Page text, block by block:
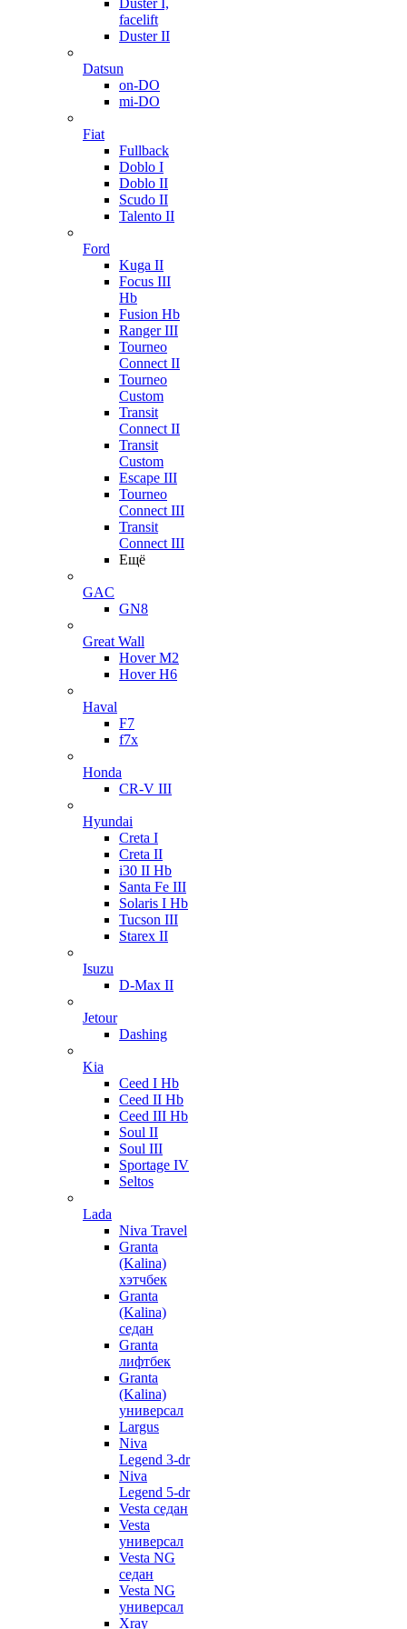
Duster I,
facelift
Duster II
Datsun
on-DO
mi-DO
Fiat
Fullback
Doblo I
Doblo II
Scudo II
Talento II
Ford
Kuga II
Focus III
Hb
Fusion Hb
Ranger III
Tourneo
Connect II
Tourneo
Custom
Transit
Connect II
Transit
Custom
Escape III
Tourneo
Connect III
Transit
Connect III
Ещё
GAC
GN8
Great Wall
Hover M2
Hover H6
Haval
F7
f7x
Honda
CR-V III
Hyundai
Creta I
Creta II
i30 II Hb
Santa Fe III
Solaris I Hb
Tucson III
Starex II
Isuzu
D-Max II
Jetour
Dashing
Kia
Ceed I Hb
Ceed II Hb
Ceed III Hb
Soul II
Soul III
Sportage IV
Seltos
Lada
Niva Travel
Granta
(Kalina)
хэтчбек
Granta
(Kalina)
седан
Granta
лифтбек
Granta
(Kalina)
универсал
Largus
Niva
Legend 3-dr
Niva
Legend 5-dr
Vesta седан
Vesta
универсал
Vesta NG
седан
Vesta NG
универсал
Xray